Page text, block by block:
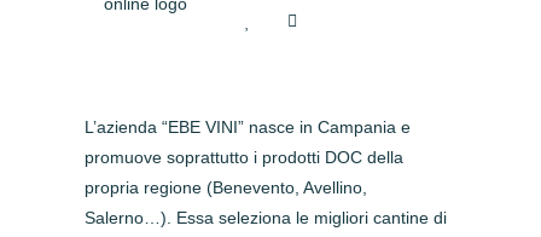
L’azienda “EBE VINI” nasce in Campania e
promuove soprattutto i prodotti DOC della
propria regione (Benevento, Avellino,
Salerno…). Essa seleziona le migliori cantine di